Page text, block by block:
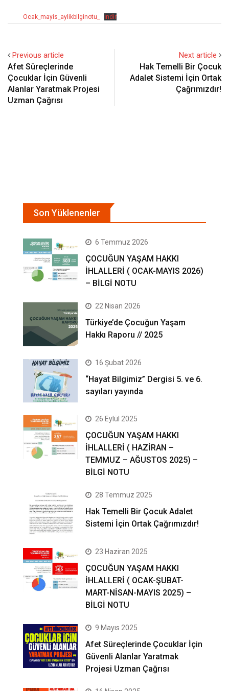
Ocak_mayis_aylikbilginotu_ İndir
Previous article
Afet Süreçlerinde
Çocuklar İçin Güvenli
Alanlar Yaratmak Projesi
Uzman Çağrısı
Next article
Hak Temelli Bir Çocuk
Adalet Sistemi İçin Ortak
Çağrımızdır!
Son Yüklenenler
6 Temmuz 2026
ÇOCUĞUN YAŞAM HAKKI
İHLALLERİ ( OCAK-MAYIS 2026)
– BİLGİ NOTU
22 Nisan 2026
Türkiye’de Çocuğun Yaşam
Hakkı Raporu // 2025
16 Şubat 2026
“Hayat Bilgimiz” Dergisi 5. ve 6.
sayıları yayında
26 Eylül 2025
ÇOCUĞUN YAŞAM HAKKI
İHLALLERİ ( HAZİRAN –
TEMMUZ – AĞUSTOS 2025) –
BİLGİ NOTU
28 Temmuz 2025
Hak Temelli Bir Çocuk Adalet
Sistemi İçin Ortak Çağrımızdır!
23 Haziran 2025
ÇOCUĞUN YAŞAM HAKKI
İHLALLERİ ( OCAK-ŞUBAT-
MART-NİSAN-MAYIS 2025) –
BİLGİ NOTU
9 Mayıs 2025
Afet Süreçlerinde Çocuklar İçin
Güvenli Alanlar Yaratmak
Projesi Uzman Çağrısı